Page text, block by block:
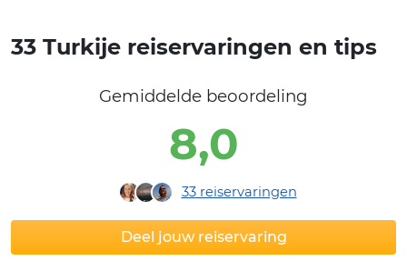
33 Turkije reiservaringen en tips
Gemiddelde beoordeling
8,0
33reiservaringen
Deel jouw reiservaring